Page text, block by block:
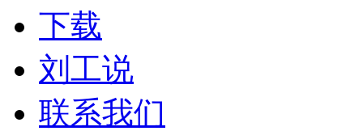
下载
刘工说
联系我们